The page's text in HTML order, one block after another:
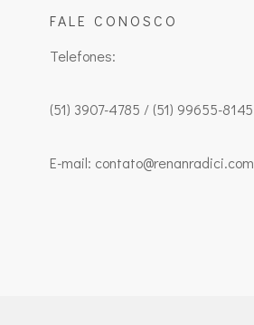
FALE CONOSCO
Telefones:
(51) 3907-4785 / (51) 99655-8145
E-mail: contato@renanradici.com